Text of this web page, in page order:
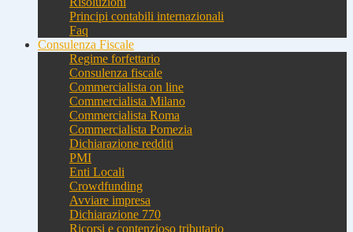
Principi contabili internazionali
Faq
Consulenza Fiscale
Regime forfettario
Consulenza fiscale
Commercialista on line
Commercialista Milano
Commercialista Roma
Commercialista Pomezia
Dichiarazione redditi
PMI
Enti Locali
Crowdfunding
Avviare impresa
Dichiarazione 770
Ricorsi e contenzioso tributario